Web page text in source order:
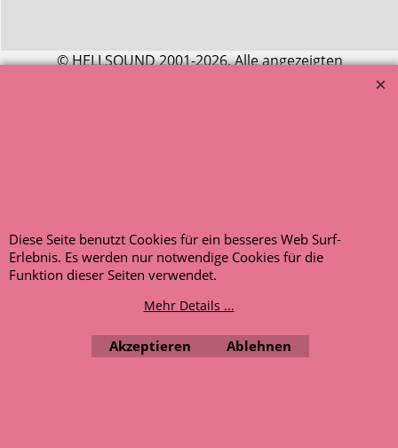
© HELLSOUND 2001-2026. Alle angezeigten
4.91/ 5.00
120 Bewertungen
WebShop erstellt mit ShopFactory Shop Software.
Diese Seite benutzt Cookies für ein besseres Web Surf-
Erlebnis. Es werden nur notwendige Cookies für die
Funktion dieser Seiten verwendet.
Mehr Details ...
Akzeptieren Ablehnen